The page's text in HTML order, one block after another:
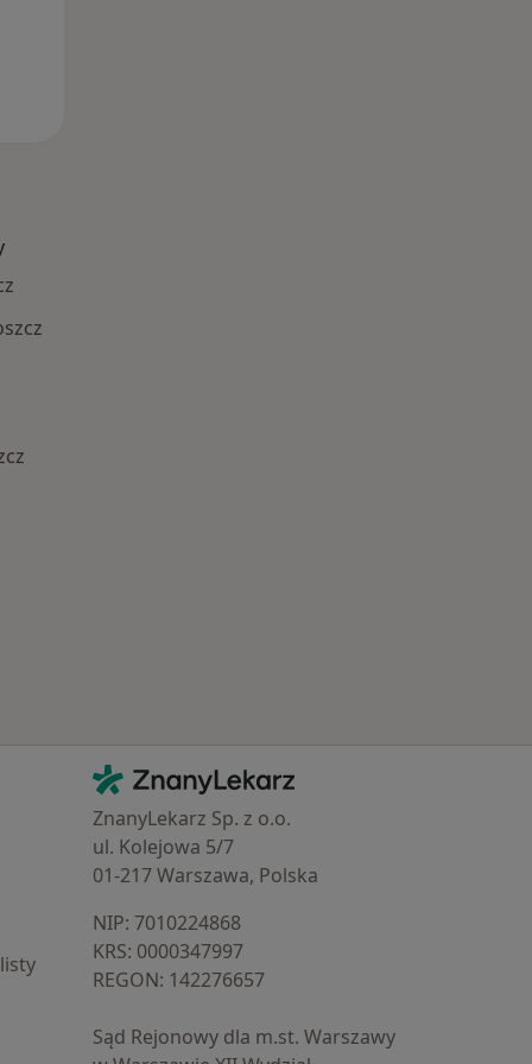
Kontakt
ZnanyLekarz - Strona główna
ZnanyLekarz Sp. z o.o.
ul. Kolejowa 5/7
01-217 Warszawa, Polska
NIP: ⁠7010224868
KRS: ⁠0000347997
REGON: ⁠142276657
Sąd Rejonowy dla m.st. Warszawy